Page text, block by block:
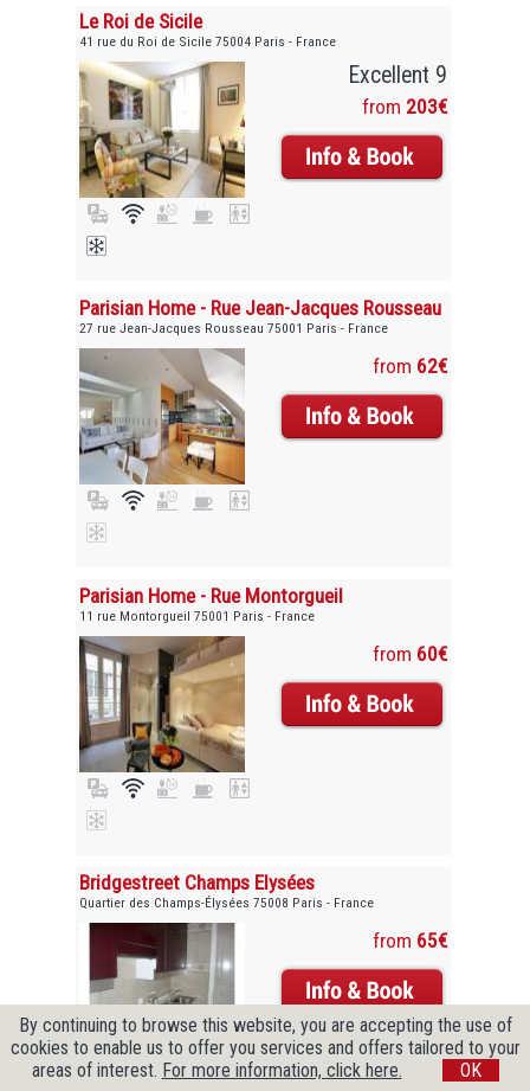
Le Roi de Sicile
41 rue du Roi de Sicile 75004 Paris - France
Excellent 9
from 203€
Parisian Home - Rue Jean-Jacques Rousseau
27 rue Jean-Jacques Rousseau 75001 Paris - France
from 62€
Parisian Home - Rue Montorgueil
11 rue Montorgueil 75001 Paris - France
from 60€
Bridgestreet Champs Elysées
Quartier des Champs-Élysées 75008 Paris - France
from 65€
By continuing to browse this website, you are accepting the use of
cookies to enable us to offer you services and offers tailored to your
areas of interest. For more information, click here. OK